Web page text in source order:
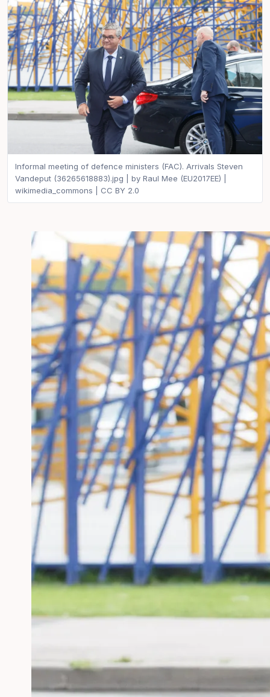
Informal meeting of defence ministers (FAC). Arrivals Steven
Vandeput (36265618883).jpg | by Raul Mee (EU2017EE) |
wikimedia_commons | CC BY 2.0